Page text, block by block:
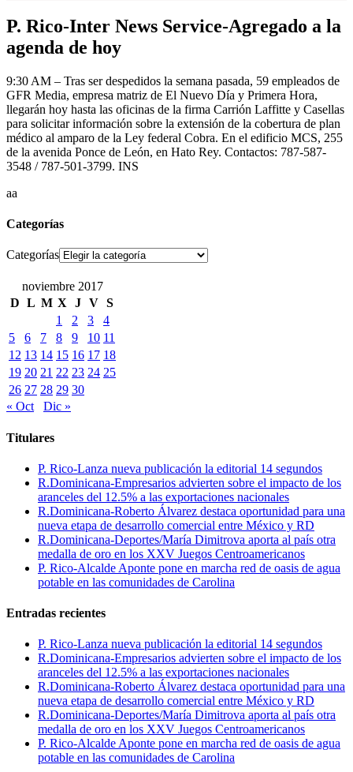
P. Rico-Inter News Service-Agregado a la
agenda de hoy
9:30 AM – Tras ser despedidos la semana pasada, 59 empleados de
GFR Media, empresa matriz de El Nuevo Día y Primera Hora,
llegarán hoy hasta las oficinas de la firma Carrión Laffitte y Casellas
para solicitar información sobre la extensión de la cobertura de plan
médico al amparo de la Ley federal Cobra. En el edificio MCS, 255
de la avenida Ponce de León, en Hato Rey. Contactos: 787-587-
3548 / 787-501-3799. INS
aa
Categorías
Categorías
noviembre 2017
D L M X J V S
1
2 3
4
5
6 7 8 9 10 11
12 13 14 15 16 17 18
19 20 21 22 23 24 25
26 27 28 29 30
« Oct
Dic »
Titulares
P. Rico-Lanza nueva publicación la editorial 14 segundos
R.Dominicana-Empresarios advierten sobre el impacto de los
aranceles del 12.5% a las exportaciones nacionales
R.Dominicana-Roberto Álvarez destaca oportunidad para una
nueva etapa de desarrollo comercial entre México y RD
R.Dominicana-Deportes/María Dimitrova aporta al país otra
medalla de oro en los XXV Juegos Centroamericanos
P. Rico-Alcalde Aponte pone en marcha red de oasis de agua
potable en las comunidades de Carolina
Entradas recientes
P. Rico-Lanza nueva publicación la editorial 14 segundos
R.Dominicana-Empresarios advierten sobre el impacto de los
aranceles del 12.5% a las exportaciones nacionales
R.Dominicana-Roberto Álvarez destaca oportunidad para una
nueva etapa de desarrollo comercial entre México y RD
R.Dominicana-Deportes/María Dimitrova aporta al país otra
medalla de oro en los XXV Juegos Centroamericanos
P. Rico-Alcalde Aponte pone en marcha red de oasis de agua
potable en las comunidades de Carolina